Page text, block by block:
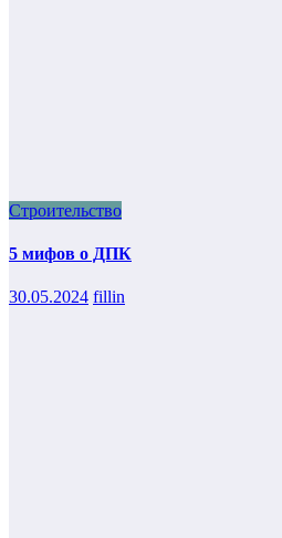
Строительство
5 мифов о ДПК
30.05.2024 fillin